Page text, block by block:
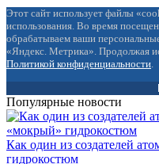
Польша
Румыния
Словакия
Показать результаты »